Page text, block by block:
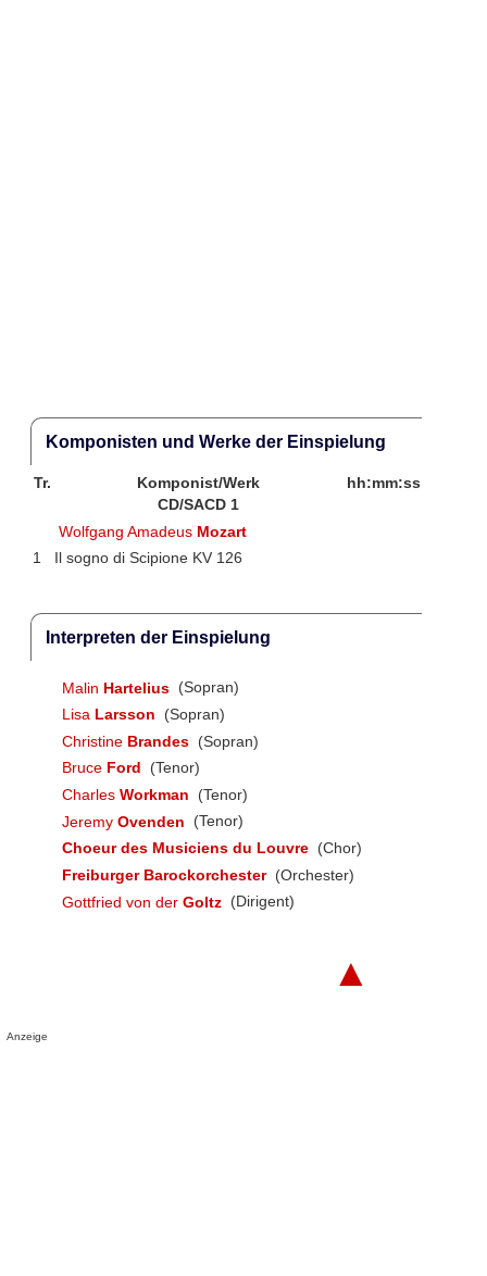
Komponisten und Werke der Einspielung
Tr. Komponist/Werk
hh:mm:ss
CD/SACD 1
Wolfgang Amadeus Mozart
1
Il sogno di Scipione KV 126
Interpreten der Einspielung
Malin Hartelius (Sopran)
Lisa Larsson
(Sopran)
Christine Brandes (Sopran)
Bruce Ford
(Tenor)
Charles Workman
(Tenor)
Jeremy Ovenden
(Tenor)
Choeur des Musiciens du Louvre (Chor)
Freiburger Barockorchester (Orchester)
Gottfried von der Goltz (Dirigent)
▲
Anzeige